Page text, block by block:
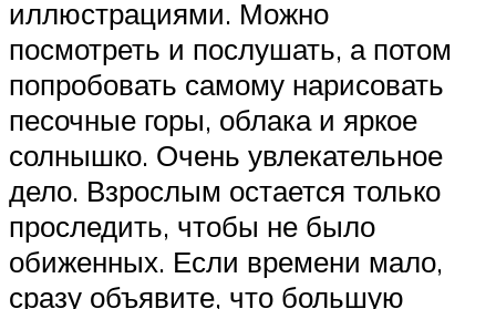
иллюстрациями. Можно
посмотреть и послушать, а потом
попробовать самому нарисовать
песочные горы, облака и яркое
солнышко. Очень увлекательное
дело. Взрослым остается только
проследить, чтобы не было
обиженных. Если времени мало,
сразу объявите, что большую